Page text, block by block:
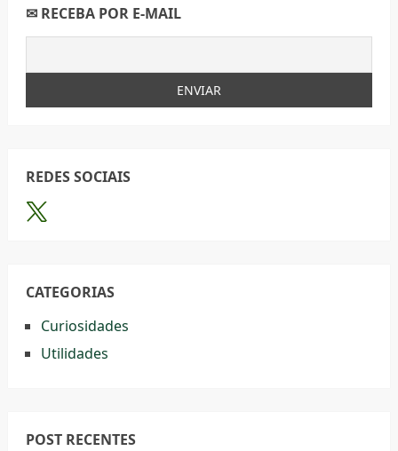
✉ RECEBA POR E-MAIL
REDES SOCIAIS
CATEGORIAS
Curiosidades
Utilidades
POST RECENTES